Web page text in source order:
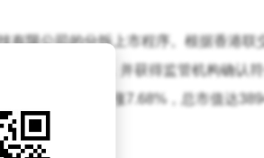
有限公司的分拆上市程序。根据香港联
昆仑芯的申请，并获得监管机构确认
破8%，最终收涨7.68%，总市值达